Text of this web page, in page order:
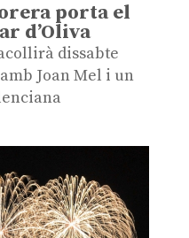
porta el
d’Oliva
dissabte
Joan Mel i un